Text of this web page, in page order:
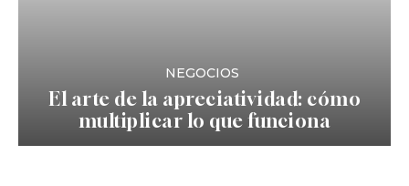
NEGOCIOS
El arte de la apreciatividad: cómo
multiplicar lo que funciona